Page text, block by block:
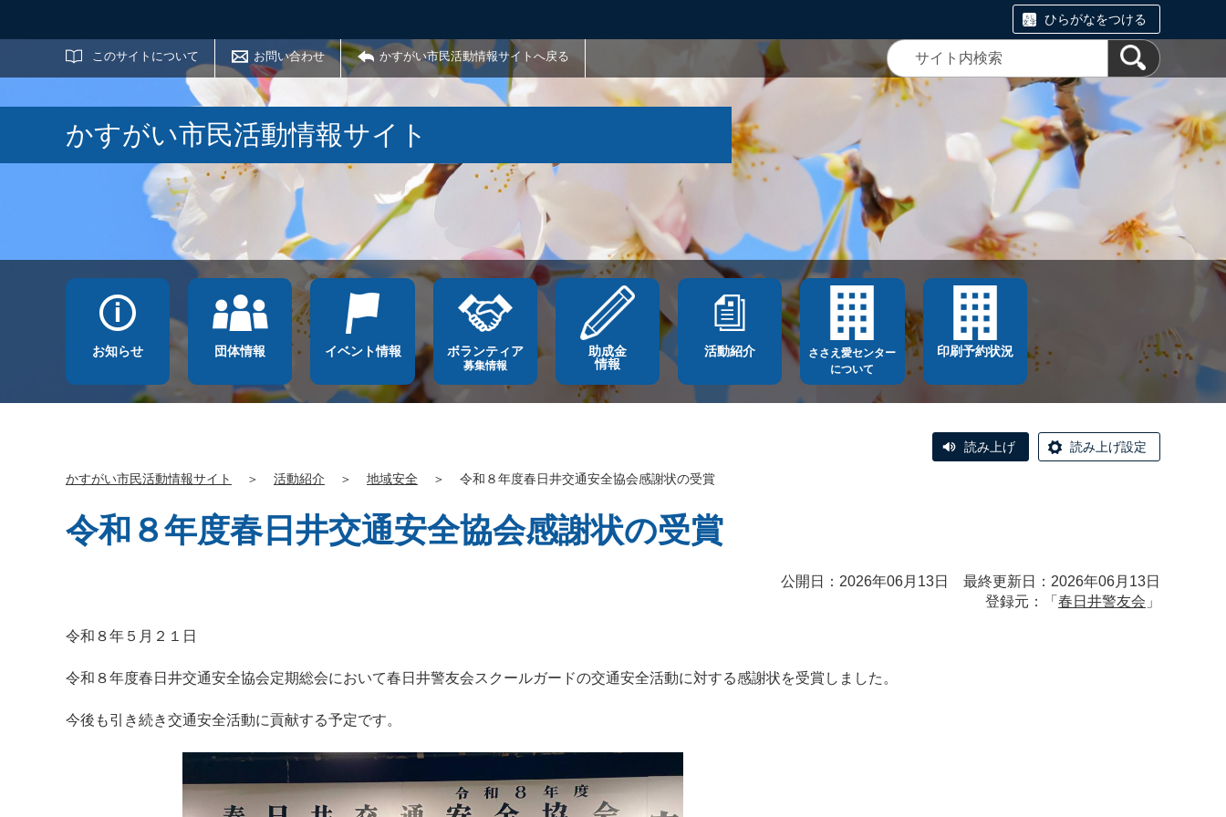
ひらがなをつける
このサイトについて お問い合わせ かすがい市民活動情報サイトへ戻る
サイト内検索
かすがい市民活動情報サイト
お知らせ 団体情報 イベント情報 ボランティア
募集情報
助成金
情報
活動紹介
ささえ愛センター
について
印刷予約状況
読み上げ 読み上げ設定
かすがい市民活動情報サイト ＞ 活動紹介 ＞ 地域安全 ＞ 令和８年度春日井交通安全協会感謝状の受賞
令和８年度春日井交通安全協会感謝状の受賞
公開日：2026年06月13日 最終更新日：2026年06月13日
登録元：「 春日井警友会 」
令和８年５月２１日
令和８年度春日井交通安全協会定期総会において春日井警友会スクールガードの交通安全活動に対する感謝状を受賞しました。
今後も引き続き交通安全活動に貢献する予定です。